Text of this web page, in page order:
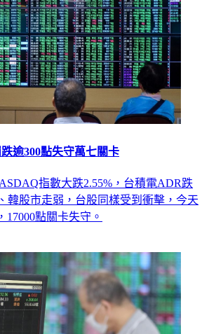
逾300點失守萬七關卡
指數大跌2.55%，台積電ADR跌
韓股市走弱，台股同樣受到衝擊，今天
17000點關卡失守。